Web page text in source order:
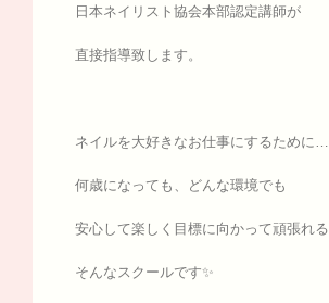
日本ネイリスト協会本部認定講師が
直接指導致します。
ネイルを大好きなお仕事にするために…
何歳になっても、どんな環境でも
安心して楽しく目標に向かって頑張れる
そんなスクールです✨